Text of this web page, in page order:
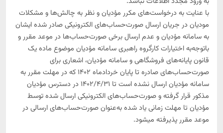
حقوق دستمزد
محاسبه حقوق، فوق‌العاده و فیش حقوقی 1404
طرح طبقه بندی مشاغل
با عنایت به درخواست‌های مکرر مؤدیان و نظر به چالش‌ها و مشکلات
مودیان در جریان ارسال صورت‌حساب‌های الکترونیکی صادر شده ایشان
به سامانه مؤدیان و عدم ارسال برخی صورت‌حساب‌ها در موعد مقرر و
باتوجه‌به اختیارات کارگروه راهبری سامانه مؤدیان موضوع ماده یک
قانون پایانه‌های فروشگاهی و سامانه مؤدیان، اشعاری برای
صورت‌حساب‌های صادره تا پایان خردادماه 1402 که در مهلت مقرر به
سامانه مؤدیان ارسال نشده است تا 1402/4/31 در دسترس مؤدیان
مذکور قرار گرفته و صورت‌حساب‌های الکترونیکی ارسال شده توسط
مؤدیان تا مهلت زمانی یاد شده به‌عنوان صورت‌حساب‌های ارسالی در
موعد مقرر پذیرفته می­شود.